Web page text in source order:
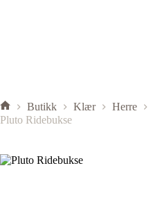
Butikk Klær Herre
Pluto Ridebukse